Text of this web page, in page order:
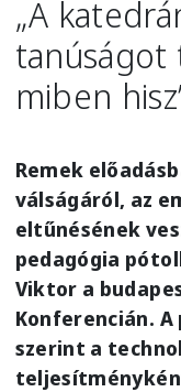
„A
tanúságot
miben
Remek
válságáról, az
eltűnésének
pedagógia
Viktor a
Konferencián.
szerint a